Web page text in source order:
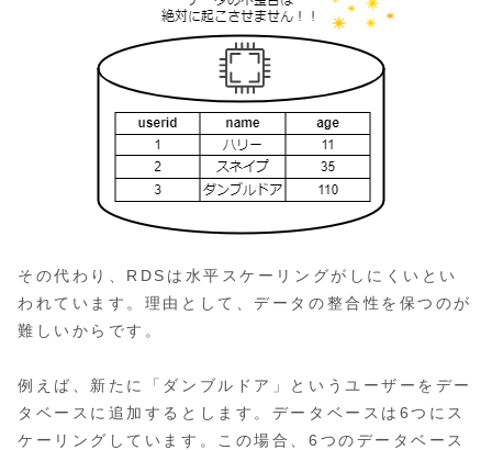
その代わり、RDSは水平スケーリングがしにくいとい
われています。理由として、データの整合性を保つのが
難しいからです。
例えば、新たに「ダンブルドア」というユーザーをデー
タベースに追加するとします。データベースは6つにス
ケーリングしています。この場合、6つのデータベース